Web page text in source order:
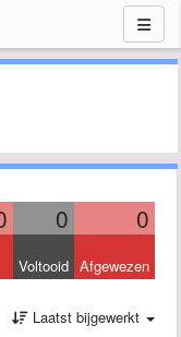
0 0
Voltooid Afgewezen
Laatst bijgewerkt